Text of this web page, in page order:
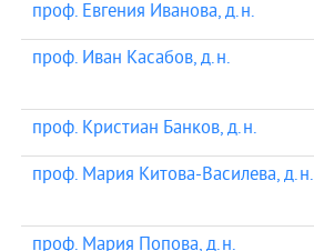
проф. Евгения Иванова, д.н.
проф. Иван Касабов, д.н.
проф. Кристиан Банков, д.н.
проф. Мария Китова-Василева, д.н.
проф. Мария Попова, д.н.